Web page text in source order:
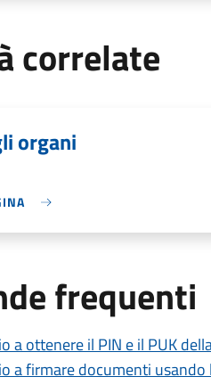
correlate
organi
frequenti
a ottenere il PIN e il PUK
a firmare documenti